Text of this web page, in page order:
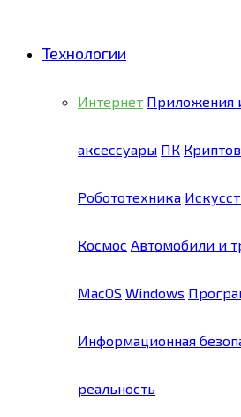
Технологии
Интернет Приложения
аксессуары ПК
Робототехника
Космос Автомобили и
MacOS Windows
Информационная
реальность